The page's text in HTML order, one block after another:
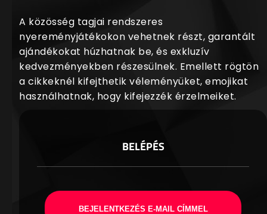
A közösség tagjai rendszeres
nyereményjátékokon vehetnek részt, garantált
ajándékokat húzhatnak be, és exkluzív
kedvezményekben részesülnek. Emellett rögtön
a cikkeknél kifejthetik véleményüket, emojikat
használhatnak, hogy kifejezzék érzelmeiket.
BELÉPÉS
BEJELENTKEZÉS E-MAIL CÍMMEL